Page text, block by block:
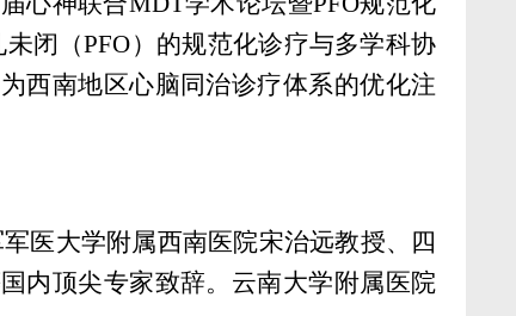
闭（PFO）的规范化诊疗与多学科协
西南地区心脑同治诊疗体系的优化注
医大学附属西南医院宋治远教授、四
内顶尖专家致辞。云南大学附属医院